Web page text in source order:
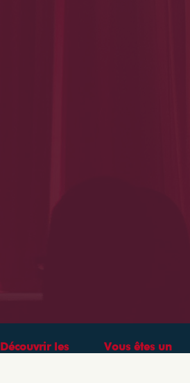
Découvrir les
Vous êtes un